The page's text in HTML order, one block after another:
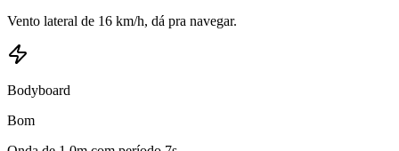
Vento lateral de 16 km/h, dá pra navegar.
Bodyboard
Bom